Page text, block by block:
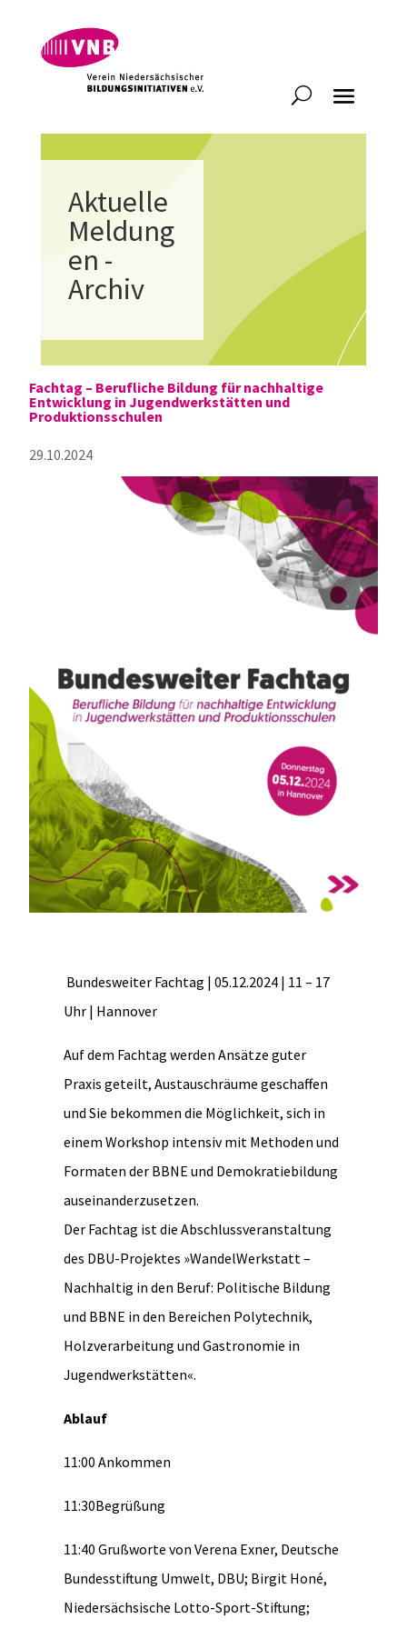
Aktuelle
Meldung
en -
Archiv
Fachtag – Berufliche Bildung für nachhaltige
Entwicklung in Jugendwerkstätten und
Produktionsschulen
29.10.2024
Bundesweiter Fachtag | 05.12.2024 | 11 – 17
Uhr | Hannover
Auf dem Fachtag werden Ansätze guter
Praxis geteilt, Austauschräume geschaffen
und Sie bekommen die Möglichkeit, sich in
einem Workshop intensiv mit Methoden und
Formaten der BBNE und Demokratiebildung
auseinanderzusetzen.
Der Fachtag ist die Abschlussveranstaltung
des DBU-Projektes »WandelWerkstatt –
Nachhaltig in den Beruf: Politische Bildung
und BBNE in den Bereichen Polytechnik,
Holzverarbeitung und Gastronomie in
Jugendwerkstätten«.
Ablauf
11:00 Ankommen
11:30Begrüßung
11:40 Grußworte von Verena Exner, Deutsche
Bundesstiftung Umwelt, DBU; Birgit Honé,
Niedersächsische Lotto-Sport-Stiftung;